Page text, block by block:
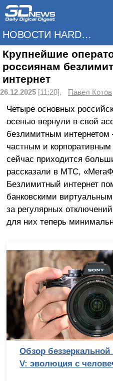
НОВОСТИ HARDWARE
Крупнейшие
россиянам
интернет
26.12.2025 [11:28], Павел Котов
Четыре основных
осенью вернули в свой
безлимитным
частным и
сейчас приходится
рассказали в МТС,
Безлимитный интернет
банковскими
за регулярных
для них теперь
Обзор
V: эволюция с